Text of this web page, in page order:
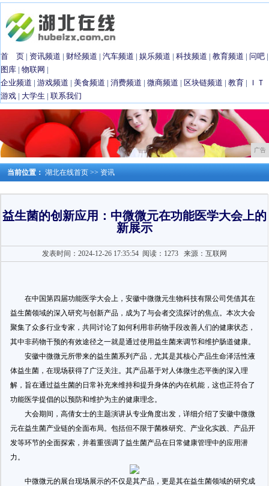
首 页 | 资讯频道 | 财经频道 | 汽车频道 | 娱乐频道 | 科技频道 | 教育频道 | 问吧 |
图库 | 物联网 |
企业频道 | 游戏频道 | 美食频道 | 消费频道 | 微商频道 | 区块链频道 | 教育 |
ＩＴ
游戏 | 大学生 | 联系我们
广告
当前位置： 湖北在线首页 >> 资讯
益生菌的创新应用：中微微元在功能医学大会上的
新展示
发表时间：2024-12-26 17:35:54 阅读：1273来源：互联网
在中国第四届功能医学大会上，安徽中微微元生物科技有限公司凭借其在
益生菌领域的深入研究与创新产品，成为了与会者交流探讨的焦点。本次大会
聚集了众多行业专家，共同讨论了如何利用非药物手段改善人们的健康状态，
其中非药物干预的有效途径之一就是通过使用益生菌来调节和维护肠道健康。
安徽中微微元所带来的益生菌系列产品，尤其是其核心产品生命泽活性液
体益生菌，在现场获得了广泛关注。其产品基于对人体微生态平衡的深入理
解，旨在通过益生菌的日常补充来维持和提升身体的内在机能，这也正符合了
功能医学提倡的以预防和维护为主的健康理念。
大会期间，高倩女士的主题演讲从专业角度出发，详细介绍了安徽中微微
元在益生菌产业链的全面布局。包括但不限于菌株研究、产业化实践、产品开
发等环节的全面探索，并着重强调了益生菌产品在日常健康管理中的应用潜
力。
中微微元的展台现场展示的不仅是其产品，更是其在益生菌领域的研究成